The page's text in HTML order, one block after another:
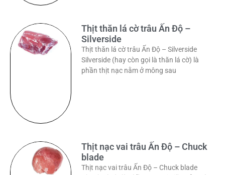
Thịt thăn lá cờ trâu Ấn Độ –
Silverside
Thịt thăn lá cờ trâu Ấn Độ – Silverside
Silverside (hay còn gọi là thăn lá cờ) là
phần thịt nạc nằm ở mông sau
Thịt nạc vai trâu Ấn Độ – Chuck
blade
Thịt nạc vai trâu Ấn Độ – Chuck blade